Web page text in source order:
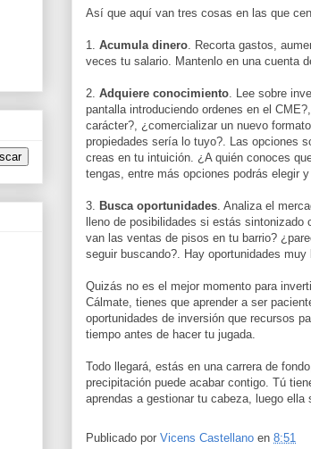
Así que aquí van tres cosas en las que
1. Acumula dinero . Recorta gastos,
veces tu salario. Mantenlo en una cuenta
2. Adquiere conocimiento . Lee sobre
pantalla introduciendo ordenes en el
carácter?, ¿comercializar un nuevo
propiedades sería lo tuyo?. Las opciones
creas en tu intuición. ¿A quién conoces
tengas, entre más opciones podrás elegir
3. Busca oportunidades . Analiza el
lleno de posibilidades si estás
van las ventas de pisos en tu barrio?
seguir buscando?. Hay oportunidades
Quizás no es el mejor momento para
Cálmate, tienes que aprender a ser
oportunidades de inversión que recursos
tiempo antes de hacer tu jugada.
Todo llegará, estás en una carrera de
precipitación puede acabar contigo. Tú
aprendas a gestionar tu cabeza, luego ella
Publicado por Vicens Castellano en 8:51